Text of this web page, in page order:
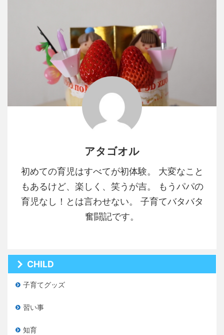
アタゴオル
初めての育児はすべてが初体験。 大変なこと
もあるけど、楽しく、笑うが吉。 もうパパの
育児なし！とは言わせない。 子育てバタバタ
奮闘記です。
CHILD
子育てグッズ
習い事
知育